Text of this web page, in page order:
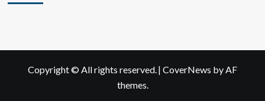
Copyright © All rights reserved.| CoverNews by AF
themes.